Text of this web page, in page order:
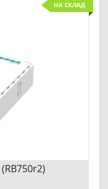
НА СКЛАД